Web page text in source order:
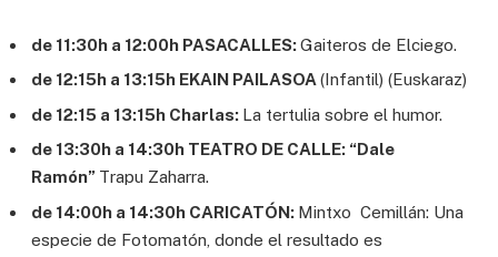
de 11:30h a 12:00h PASACALLES:Gaiteros de Elciego.
de 12:15h a 13:15h EKAIN PAILASOA (Infantil) (Euskaraz)
de 12:15 a 13:15h Charlas: La tertulia sobre el humor.
de 13:30h a 14:30h TEATRO DE CALLE: “Dale
Ramón” Trapu Zaharra.
de 14:00h a 14:30h CARICATÓN: Mintxo Cemillán: Una
especie de Fotomatón, donde el resultado es